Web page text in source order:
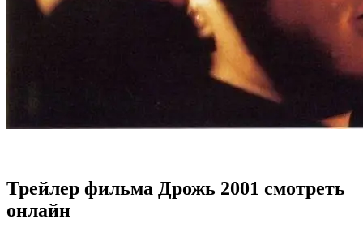
Трейлер фильма Дрожь 2001 смотреть
онлайн